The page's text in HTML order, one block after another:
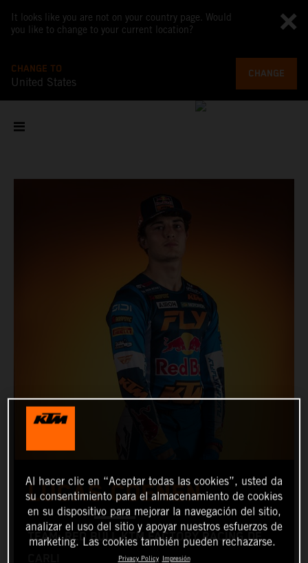
It looks like you are not on your country page. Would
you like to change to your current location?
CHANGE TO
United States
CHANGE
LUCAS COENEN
TEAM: RED BULL KTM FACTORY RACING DE
Al hacer clic en “Aceptar todas las cookies”, usted da
su consentimiento para el almacenamiento de cookies
en su dispositivo para mejorar la navegación del sitio,
analizar el uso del sitio y apoyar nuestros esfuerzos de
marketing. Las cookies también pueden rechazarse.
Privacy Policy Impresión